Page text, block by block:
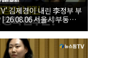
김제경이 내린 李정부 부
26.08.06 서울시 부동산